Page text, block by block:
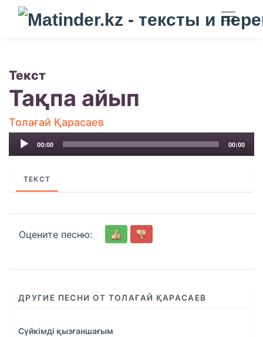
Текст
Тақпа айып
Толағай Қарасаев
Audio
00:00 00:00
ТЕКСТ
Оцените песню:
ДРУГИЕ ПЕСНИ ОТ ТОЛАҒАЙ ҚАРАСАЕВ
Сүйкімді қызғаншағым